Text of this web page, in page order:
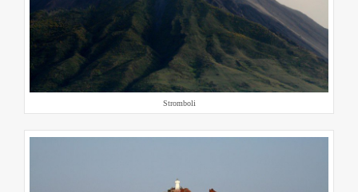
Stromboli